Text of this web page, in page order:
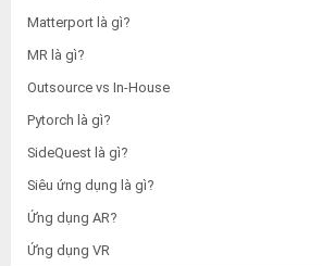
Matterport là gì?
MR là gì?
Outsource vs In-House
Pytorch là gì?
SideQuest là gì?
Siêu ứng dụng là gì?
Ứng dụng AR?
Ứng dụng VR